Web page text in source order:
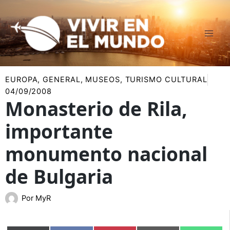
al
contenido
EUROPA,GENERAL, MUSEOS, TURISMO CULTURAL
04/09/2008
Monasterio de Rila,
importante
monumento nacional
de Bulgaria
Por MyR